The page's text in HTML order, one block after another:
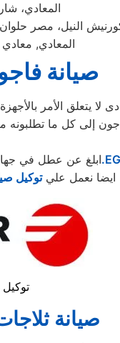
المعادي، شارع 9، قسم
النيل، مصر
المعادي,
صيانة
يتعلق الأمر
ابلغ عن عطل في
ايضا نعمل عليتوكيل
صيانة